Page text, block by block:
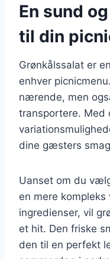
En sund
til din
Grønkålssalat er
enhver
nærende, men
transportere. Med
dine gæsters
Uanset om du
en mere
ingredienser, vil
et hit. Den friske
den til en perfekt